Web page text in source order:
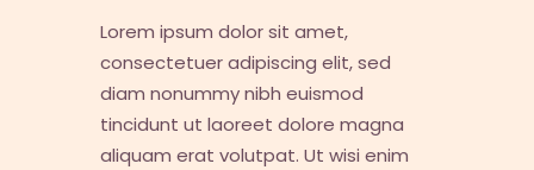
Lorem ipsum dolor sit amet,
consectetuer adipiscing elit, sed
diam nonummy nibh euismod
tincidunt ut laoreet dolore magna
aliquam erat volutpat. Ut wisi enim